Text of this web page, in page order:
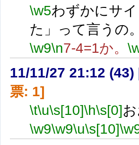
\w5わずかにサ
た」って言うの
\w9\n7-4=1か。
11/11/27 21:12 (43)
票: 1]
\t\u\s[10]\h\s[0]
\w9\w9\u\s[10]